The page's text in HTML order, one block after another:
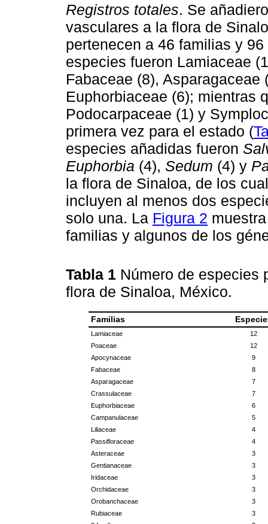
Registros totales. Se
vasculares a la flora de
pertenecen a 46 familias y
especies fueron Lamiaceae
Fabaceae (8), Asparagaceae
Euphorbiaceae (6); mientras
Podocarpaceae (1) y
primera vez para el estado (
especies añadidas fueron
Euphorbia (4), Sedum (4) y
la flora de Sinaloa, de los
incluyen al menos dos
solo una. La Figura 2
familias y algunos de los
Tabla 1 Número de especies
flora de Sinaloa, México.
Familias
Lamiaceae
12
Poaceae
12
Apocynaceae
9
Fabaceae
8
Asparagaceae
7
Crassulaceae
7
Euphorbiaceae
6
Campanulaceae
5
Liliaceae
4
Passifloraceae
4
Asteraceae
3
Gentianaceae
3
Iridaceae
3
Orchidaceae
3
Orobanchaceae
3
Rubiaceae
3